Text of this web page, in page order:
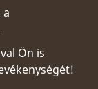
Ön is